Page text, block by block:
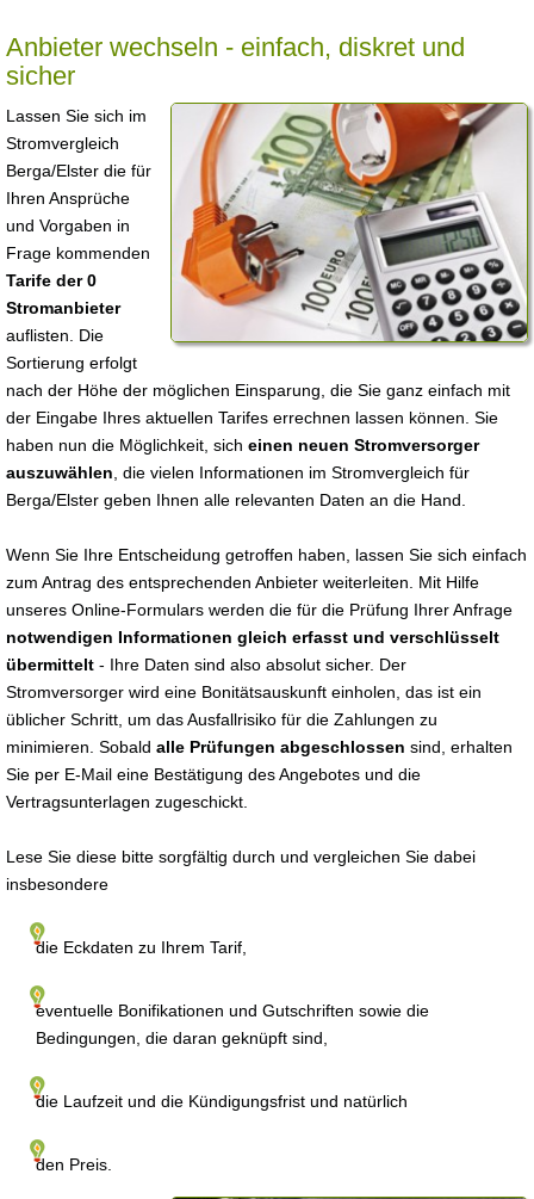
Anbieter wechseln - einfach, diskret und
sicher
Lassen Sie sich im
Stromvergleich
Berga/Elster die für
Ihren Ansprüche
und Vorgaben in
Frage kommenden
Tarife der 0
Stromanbieter
auflisten. Die
Sortierung erfolgt
nach der Höhe der möglichen Einsparung, die Sie ganz einfach mit
der Eingabe Ihres aktuellen Tarifes errechnen lassen können. Sie
haben nun die Möglichkeit, sich einen neuen Stromversorger
auszuwählen , die vielen Informationen im Stromvergleich für
Berga/Elster geben Ihnen alle relevanten Daten an die Hand.
Wenn Sie Ihre Entscheidung getroffen haben, lassen Sie sich einfach
zum Antrag des entsprechenden Anbieter weiterleiten. Mit Hilfe
unseres Online-Formulars werden die für die Prüfung Ihrer Anfrage
notwendigen Informationen gleich erfasst und verschlüsselt
übermittelt - Ihre Daten sind also absolut sicher. Der
Stromversorger wird eine Bonitätsauskunft einholen, das ist ein
üblicher Schritt, um das Ausfallrisiko für die Zahlungen zu
minimieren. Sobald alle Prüfungen abgeschlossen sind, erhalten
Sie per E-Mail eine Bestätigung des Angebotes und die
Vertragsunterlagen zugeschickt.
Lese Sie diese bitte sorgfältig durch und vergleichen Sie dabei
insbesondere
die Eckdaten zu Ihrem Tarif,
eventuelle Bonifikationen und Gutschriften sowie die
Bedingungen, die daran geknüpft sind,
die Laufzeit und die Kündigungsfrist und natürlich
den Preis.